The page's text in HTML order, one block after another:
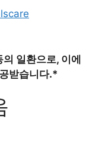
일환으로, 이에
받습니다.*